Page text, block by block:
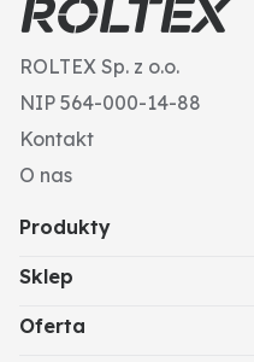
ROLTEX Sp. z o.o.
NIP 564-000-14-88
Kontakt
O nas
Produkty
Sklep
Oferta